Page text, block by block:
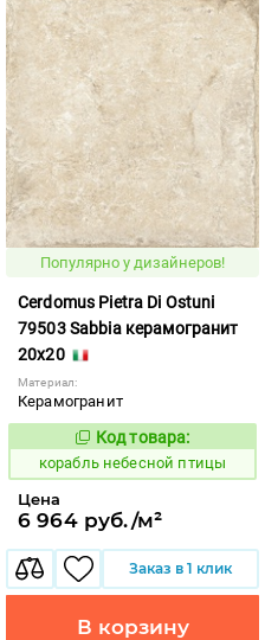
Популярно у дизайнеров!
Cerdomus Pietra Di Ostuni
79503 Sabbia керамогранит
20x20
Материал:
Керамогранит
773573
Код товара:
корабль небесной птицы
Цена
6 964 руб./м²
Заказ в 1 клик
В корзину